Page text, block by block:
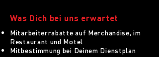
Was Dich bei uns erwartet
Mitarbeiterrabatte auf Merchandise, im
Restaurant und Motel
Mitbestimmung bei Deinem Dienstplan